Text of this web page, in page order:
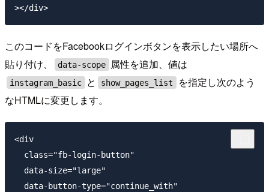
このコードをFacebookログインボタンを表示したい場所へ
貼り付け、
data-scope 属性を追加、値は
instagram_basic と show_pages_list
を指定し次のよう
なHTMLに変更します。
<div
  class="fb-login-button"
  data-size="large"
  data-button-type="continue_with"